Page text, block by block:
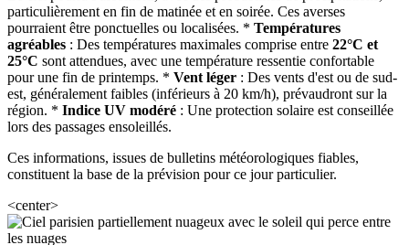
particulièrement en fin de matinée et en soirée. Ces averses
pourraient être ponctuelles ou localisées. * Températures
agréables : Des températures maximales comprise entre 22°C et
25°C sont attendues, avec une température ressentie confortable
pour une fin de printemps. * Vent léger : Des vents d'est ou de sud-
est, généralement faibles (inférieurs à 20 km/h), prévaudront sur la
région. * Indice UV modéré : Une protection solaire est conseillée
lors des passages ensoleillés.
Ces informations, issues de bulletins météorologiques fiables,
constituent la base de la prévision pour ce jour particulier.
<center>